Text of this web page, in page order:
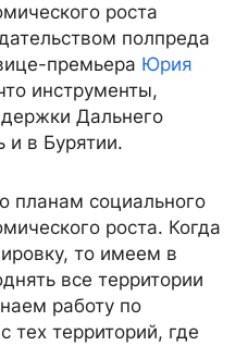
роста
полпреда
премьера Юрия
инструменты,
Дальнего
и в Бурятии.
планам социального
роста. Когда
то имеем в
все территории
работу по
тех территорий, где